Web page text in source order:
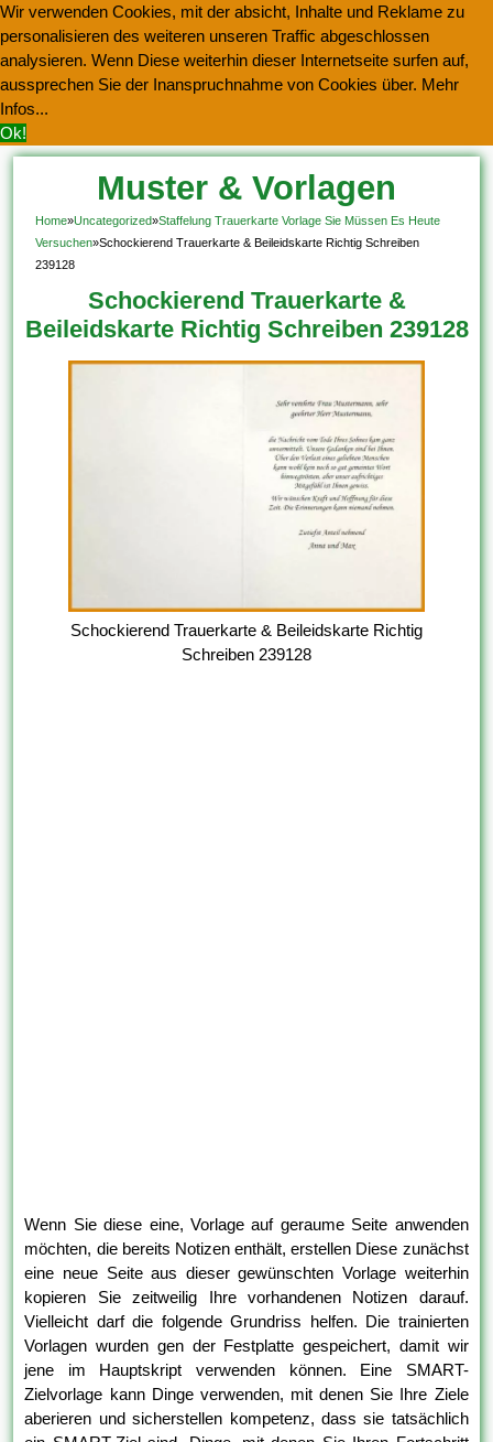
Wir verwenden Cookies, mit der absicht, Inhalte und Reklame zu
personalisieren des weiteren unseren Traffic abgeschlossen
analysieren. Wenn Diese weiterhin dieser Internetseite surfen auf,
aussprechen Sie der Inanspruchnahme von Cookies über. Mehr
Infos...
Ok!
Muster & Vorlagen
Kostenlos Herunterladen
Home»Uncategorized»Staffelung Trauerkarte Vorlage Sie Müssen Es Heute
Versuchen»Schockierend Trauerkarte & Beileidskarte Richtig Schreiben
239128
Schockierend Trauerkarte &
Beileidskarte Richtig Schreiben 239128
Schockierend Trauerkarte & Beileidskarte Richtig
Schreiben 239128
Wenn Sie diese eine, Vorlage auf geraume Seite anwenden
möchten, die bereits Notizen enthält, erstellen Diese zunächst
eine neue Seite aus dieser gewünschten Vorlage weiterhin
kopieren Sie zeitweilig Ihre vorhandenen Notizen darauf.
Vielleicht darf die folgende Grundriss helfen. Die trainierten
Vorlagen wurden gen der Festplatte gespeichert, damit wir
jene im Hauptskript verwenden können. Eine SMART-
Zielvorlage kann Dinge verwenden, mit denen Sie Ihre Ziele
aberieren und sicherstellen kompetenz, dass sie tatsächlich